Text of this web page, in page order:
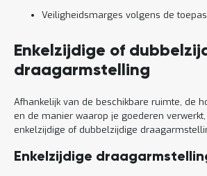
Veiligheidsmarges volgens de
Enkelzijdige of
draagarmstelling
Afhankelijk van de beschikbare ruimte, de
en de manier waarop je goederen
enkelzijdige of dubbelzijdige
Enkelzijdige